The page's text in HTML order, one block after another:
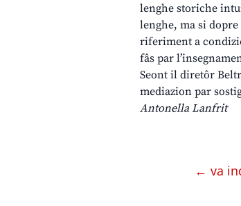
lenghe storiche
lenghe, ma si
riferiment a
fâs par
Seont il diretôr
mediazion par
Antonella Lanfrit
← va